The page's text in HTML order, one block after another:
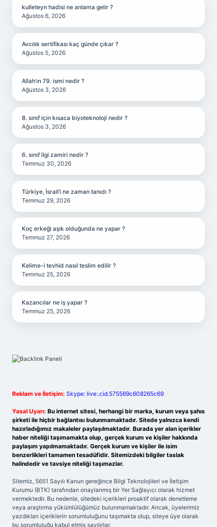
kulleteyn hadisi ne anlama gelir ?
Ağustos 6, 2026
Avcılık sertifikası kaç günde çıkar ?
Ağustos 5, 2026
Allah’ın 79. ismi nedir ?
Ağustos 3, 2026
8. sınıf için kısaca biyoteknoloji nedir ?
Ağustos 3, 2026
6. sınıf ilgi zamiri nedir ?
Temmuz 30, 2026
Türkiye, İsrail’i ne zaman tanıdı ?
Temmuz 29, 2026
Koç erkeği aşık olduğunda ne yapar ?
Temmuz 27, 2026
Kelime-i tevhid nasıl teslim edilir ?
Temmuz 25, 2026
Kazancılar ne iş yapar ?
Temmuz 25, 2026
Reklam ve İletişim: Skype: live:.cid.575569c608265c69
Yasal Uyarı: Bu internet sitesi, herhangi bir marka, kurum veya şahıs
şirketi ile hiçbir bağlantısı bulunmamaktadır. Sitede yalnızca kendi
hazırladığımız makaleler paylaşılmaktadır. Burada yer alan içerikler
haber niteliği taşımamakta olup, gerçek kurum ve kişiler hakkında
paylaşım yapılmamaktadır. Gerçek kurum ve kişiler ile isim
benzerlikleri tamamen tesadüfidir. Sitemizdeki bilgiler taslak
halindedir ve tavsiye niteliği taşımazlar.
Sitemiz, 5651 Sayılı Kanun gereğince Bilgi Teknolojileri ve İletişim
Kurumu (BTK) tarafından onaylanmış bir Yer Sağlayıcı olarak hizmet
vermektedir. Bu nedenle, sitedeki içerikleri proaktif olarak denetleme
veya araştırma yükümlülüğümüz bulunmamaktadır. Ancak, üyelerimiz
yazdıkları içeriklerin sorumluluğunu taşımakta olup, siteye üye olarak
bu sorumluluğu kabul etmiş sayılırlar.